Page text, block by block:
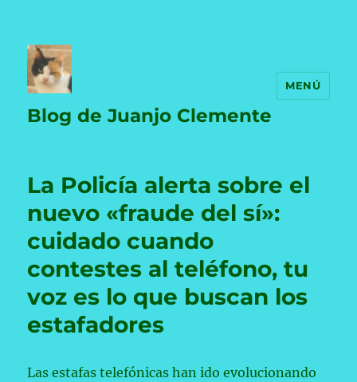
Blog de Juanjo Clemente
MENÚ
La Policía alerta sobre el
nuevo «fraude del sí»:
cuidado cuando
contestes al teléfono, tu
voz es lo que buscan los
estafadores
Las estafas telefónicas han ido evolucionando